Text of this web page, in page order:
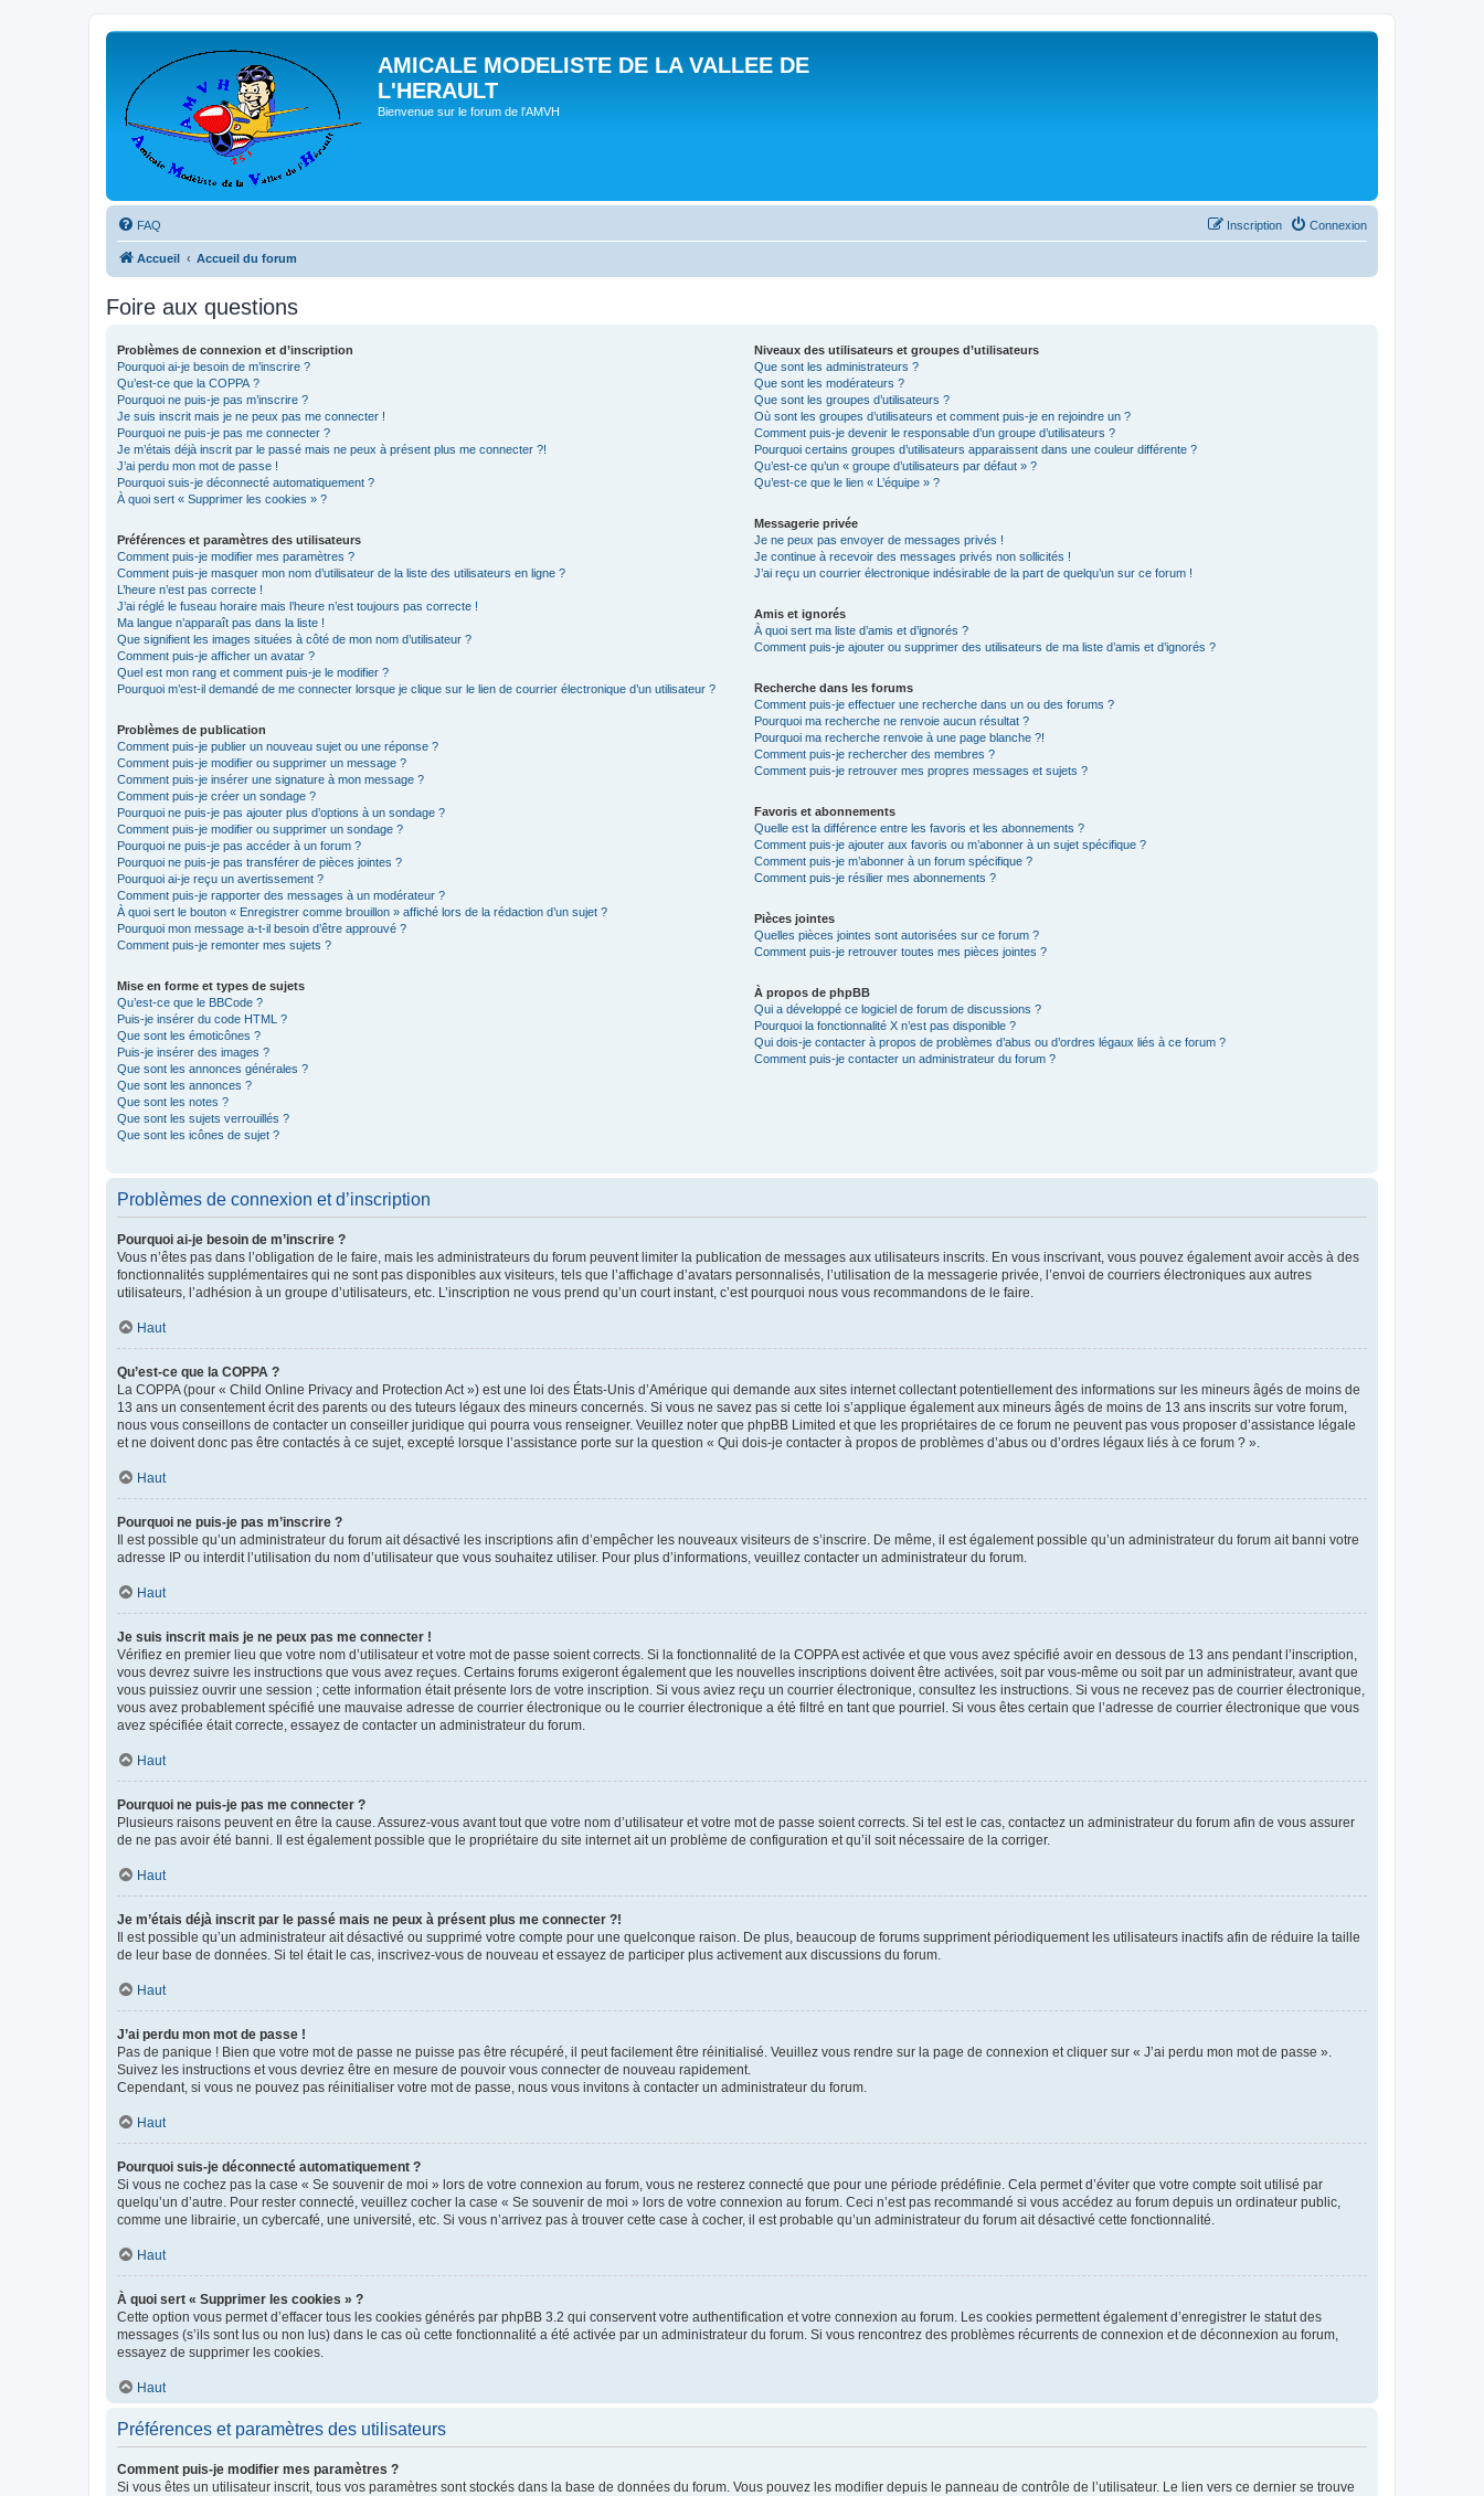
AMICALE MODELISTE DE LA VALLEE DE
L'HERAULT
Bienvenue sur le forum de l'AMVH
FAQ Connexion
Inscription
Accueil Accueil du forum
Foire aux questions
Problèmes de connexion et d’inscription
Pourquoi ai-je besoin de m’inscrire ?
Qu’est-ce que la COPPA ?
Pourquoi ne puis-je pas m’inscrire ?
Je suis inscrit mais je ne peux pas me connecter !
Pourquoi ne puis-je pas me connecter ?
Je m’étais déjà inscrit par le passé mais ne peux à présent plus me connecter ?!
J’ai perdu mon mot de passe !
Pourquoi suis-je déconnecté automatiquement ?
À quoi sert « Supprimer les cookies » ?
Préférences et paramètres des utilisateurs
Comment puis-je modifier mes paramètres ?
Comment puis-je masquer mon nom d’utilisateur de la liste des utilisateurs en ligne ?
L’heure n’est pas correcte !
J’ai réglé le fuseau horaire mais l’heure n’est toujours pas correcte !
Ma langue n’apparaît pas dans la liste !
Que signifient les images situées à côté de mon nom d’utilisateur ?
Comment puis-je afficher un avatar ?
Quel est mon rang et comment puis-je le modifier ?
Pourquoi m’est-il demandé de me connecter lorsque je clique sur le lien de courrier électronique d’un utilisateur ?
Problèmes de publication
Comment puis-je publier un nouveau sujet ou une réponse ?
Comment puis-je modifier ou supprimer un message ?
Comment puis-je insérer une signature à mon message ?
Comment puis-je créer un sondage ?
Pourquoi ne puis-je pas ajouter plus d’options à un sondage ?
Comment puis-je modifier ou supprimer un sondage ?
Pourquoi ne puis-je pas accéder à un forum ?
Pourquoi ne puis-je pas transférer de pièces jointes ?
Pourquoi ai-je reçu un avertissement ?
Comment puis-je rapporter des messages à un modérateur ?
À quoi sert le bouton « Enregistrer comme brouillon » affiché lors de la rédaction d’un sujet ?
Pourquoi mon message a-t-il besoin d’être approuvé ?
Comment puis-je remonter mes sujets ?
Mise en forme et types de sujets
Qu’est-ce que le BBCode ?
Puis-je insérer du code HTML ?
Que sont les émoticônes ?
Puis-je insérer des images ?
Que sont les annonces générales ?
Que sont les annonces ?
Que sont les notes ?
Que sont les sujets verrouillés ?
Que sont les icônes de sujet ?
Niveaux des utilisateurs et groupes d’utilisateurs
Que sont les administrateurs ?
Que sont les modérateurs ?
Que sont les groupes d’utilisateurs ?
Où sont les groupes d’utilisateurs et comment puis-je en rejoindre un ?
Comment puis-je devenir le responsable d’un groupe d’utilisateurs ?
Pourquoi certains groupes d’utilisateurs apparaissent dans une couleur différente ?
Qu’est-ce qu’un « groupe d’utilisateurs par défaut » ?
Qu’est-ce que le lien « L’équipe » ?
Messagerie privée
Je ne peux pas envoyer de messages privés !
Je continue à recevoir des messages privés non sollicités !
J’ai reçu un courrier électronique indésirable de la part de quelqu’un sur ce forum !
Amis et ignorés
À quoi sert ma liste d’amis et d’ignorés ?
Comment puis-je ajouter ou supprimer des utilisateurs de ma liste d’amis et d’ignorés ?
Recherche dans les forums
Comment puis-je effectuer une recherche dans un ou des forums ?
Pourquoi ma recherche ne renvoie aucun résultat ?
Pourquoi ma recherche renvoie à une page blanche ?!
Comment puis-je rechercher des membres ?
Comment puis-je retrouver mes propres messages et sujets ?
Favoris et abonnements
Quelle est la différence entre les favoris et les abonnements ?
Comment puis-je ajouter aux favoris ou m’abonner à un sujet spécifique ?
Comment puis-je m’abonner à un forum spécifique ?
Comment puis-je résilier mes abonnements ?
Pièces jointes
Quelles pièces jointes sont autorisées sur ce forum ?
Comment puis-je retrouver toutes mes pièces jointes ?
À propos de phpBB
Qui a développé ce logiciel de forum de discussions ?
Pourquoi la fonctionnalité X n’est pas disponible ?
Qui dois-je contacter à propos de problèmes d’abus ou d’ordres légaux liés à ce forum ?
Comment puis-je contacter un administrateur du forum ?
Problèmes de connexion et d’inscription
Pourquoi ai-je besoin de m’inscrire ?
Vous n’êtes pas dans l’obligation de le faire, mais les administrateurs du forum peuvent limiter la publication de messages aux utilisateurs inscrits. En vous inscrivant, vous pouvez également avoir accès à des
fonctionnalités supplémentaires qui ne sont pas disponibles aux visiteurs, tels que l’affichage d’avatars personnalisés, l’utilisation de la messagerie privée, l’envoi de courriers électroniques aux autres
utilisateurs, l’adhésion à un groupe d’utilisateurs, etc. L’inscription ne vous prend qu’un court instant, c’est pourquoi nous vous recommandons de le faire.
Haut
Qu’est-ce que la COPPA ?
La COPPA (pour « Child Online Privacy and Protection Act ») est une loi des États-Unis d’Amérique qui demande aux sites internet collectant potentiellement des informations sur les mineurs âgés de moins de
13 ans un consentement écrit des parents ou des tuteurs légaux des mineurs concernés. Si vous ne savez pas si cette loi s’applique également aux mineurs âgés de moins de 13 ans inscrits sur votre forum,
nous vous conseillons de contacter un conseiller juridique qui pourra vous renseigner. Veuillez noter que phpBB Limited et que les propriétaires de ce forum ne peuvent pas vous proposer d’assistance légale
et ne doivent donc pas être contactés à ce sujet, excepté lorsque l’assistance porte sur la question « Qui dois-je contacter à propos de problèmes d’abus ou d’ordres légaux liés à ce forum ? ».
Haut
Pourquoi ne puis-je pas m’inscrire ?
Il est possible qu’un administrateur du forum ait désactivé les inscriptions afin d’empêcher les nouveaux visiteurs de s’inscrire. De même, il est également possible qu’un administrateur du forum ait banni votre
adresse IP ou interdit l’utilisation du nom d’utilisateur que vous souhaitez utiliser. Pour plus d’informations, veuillez contacter un administrateur du forum.
Haut
Je suis inscrit mais je ne peux pas me connecter !
Vérifiez en premier lieu que votre nom d’utilisateur et votre mot de passe soient corrects. Si la fonctionnalité de la COPPA est activée et que vous avez spécifié avoir en dessous de 13 ans pendant l’inscription,
vous devrez suivre les instructions que vous avez reçues. Certains forums exigeront également que les nouvelles inscriptions doivent être activées, soit par vous-même ou soit par un administrateur, avant que
vous puissiez ouvrir une session ; cette information était présente lors de votre inscription. Si vous aviez reçu un courrier électronique, consultez les instructions. Si vous ne recevez pas de courrier électronique,
vous avez probablement spécifié une mauvaise adresse de courrier électronique ou le courrier électronique a été filtré en tant que pourriel. Si vous êtes certain que l’adresse de courrier électronique que vous
avez spécifiée était correcte, essayez de contacter un administrateur du forum.
Haut
Pourquoi ne puis-je pas me connecter ?
Plusieurs raisons peuvent en être la cause. Assurez-vous avant tout que votre nom d’utilisateur et votre mot de passe soient corrects. Si tel est le cas, contactez un administrateur du forum afin de vous assurer
de ne pas avoir été banni. Il est également possible que le propriétaire du site internet ait un problème de configuration et qu’il soit nécessaire de la corriger.
Haut
Je m’étais déjà inscrit par le passé mais ne peux à présent plus me connecter ?!
Il est possible qu’un administrateur ait désactivé ou supprimé votre compte pour une quelconque raison. De plus, beaucoup de forums suppriment périodiquement les utilisateurs inactifs afin de réduire la taille
de leur base de données. Si tel était le cas, inscrivez-vous de nouveau et essayez de participer plus activement aux discussions du forum.
Haut
J’ai perdu mon mot de passe !
Pas de panique ! Bien que votre mot de passe ne puisse pas être récupéré, il peut facilement être réinitialisé. Veuillez vous rendre sur la page de connexion et cliquer sur « J’ai perdu mon mot de passe ».
Suivez les instructions et vous devriez être en mesure de pouvoir vous connecter de nouveau rapidement.
Cependant, si vous ne pouvez pas réinitialiser votre mot de passe, nous vous invitons à contacter un administrateur du forum.
Haut
Pourquoi suis-je déconnecté automatiquement ?
Si vous ne cochez pas la case « Se souvenir de moi » lors de votre connexion au forum, vous ne resterez connecté que pour une période prédéfinie. Cela permet d’éviter que votre compte soit utilisé par
quelqu’un d’autre. Pour rester connecté, veuillez cocher la case « Se souvenir de moi » lors de votre connexion au forum. Ceci n’est pas recommandé si vous accédez au forum depuis un ordinateur public,
comme une librairie, un cybercafé, une université, etc. Si vous n’arrivez pas à trouver cette case à cocher, il est probable qu’un administrateur du forum ait désactivé cette fonctionnalité.
Haut
À quoi sert « Supprimer les cookies » ?
Cette option vous permet d’effacer tous les cookies générés par phpBB 3.2 qui conservent votre authentification et votre connexion au forum. Les cookies permettent également d’enregistrer le statut des
messages (s’ils sont lus ou non lus) dans le cas où cette fonctionnalité a été activée par un administrateur du forum. Si vous rencontrez des problèmes récurrents de connexion et de déconnexion au forum,
essayez de supprimer les cookies.
Haut
Préférences et paramètres des utilisateurs
Comment puis-je modifier mes paramètres ?
Si vous êtes un utilisateur inscrit, tous vos paramètres sont stockés dans la base de données du forum. Vous pouvez les modifier depuis le panneau de contrôle de l’utilisateur. Le lien vers ce dernier se trouve